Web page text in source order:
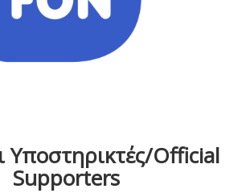
Υποστηρικτές/Official
Supporters